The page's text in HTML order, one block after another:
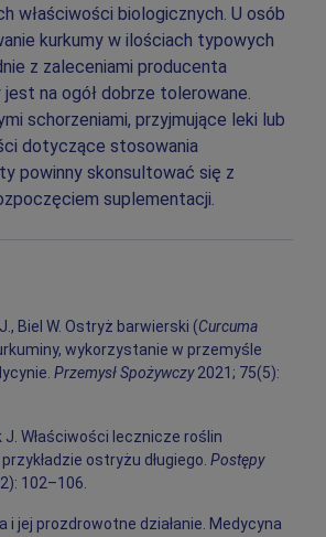
właściwości biologicznych. U osób
kurkumy w ilościach typowych
z zaleceniami producenta
na ogół dobrze tolerowane.
schorzeniami, przyjmujące leki lub
dotyczące stosowania
powinny skonsultować się z
suplementacji.
Biel W. Ostryż barwierski (Curcuma
wykorzystanie w przemyśle
Przemysł Spożywczy2021; 75(5):
J. Właściwości lecznicze roślin
ostryżu długiego. Postępy
102–106.
i jej prozdrowotne działanie. Medycyna